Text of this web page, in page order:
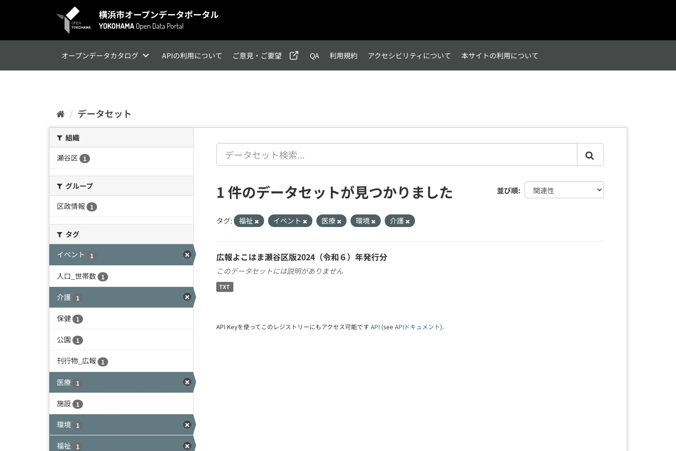
オープンデータカタログ APIの利用について ご意見・ご要望 QA 利用規約 アクセシビリティについて 本サイトの利用について
データセット
組織
瀬谷区
1
グループ
区政情報
1
タグ
イベント
1
人口_世帯数 1
介護 1
保健 1
公園 1
刊行物_広報 1
医療 1
施設 1
環境 1
福祉 1
並び順
1 件のデータセットが見つかりました
タグ: 福祉 イベント 医療 環境 介護
広報よこはま瀬谷区版2024（令和６）年発行分
このデータセットには説明がありません
TXT
API Keyを使ってこのレジストリーにもアクセス可能です API (see APIドキュメント).